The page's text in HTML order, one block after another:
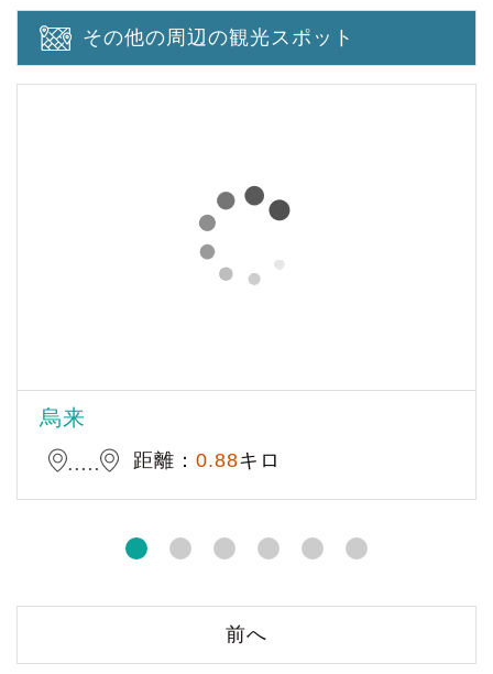
その他の周辺の観光スポット
烏来
距離： 0.88キロ
前へ